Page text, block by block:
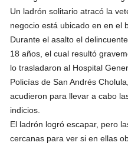
Un ladrón solitario atracó la
negocio está ubicado en en el
Durante el asalto el
18 años, el cual resultó
lo trasladaron al Hospital
Policías de San Andrés
acudieron para llevar a cabo
indicios.
El ladrón logró escapar, pero
cercanas para ver si en ellas